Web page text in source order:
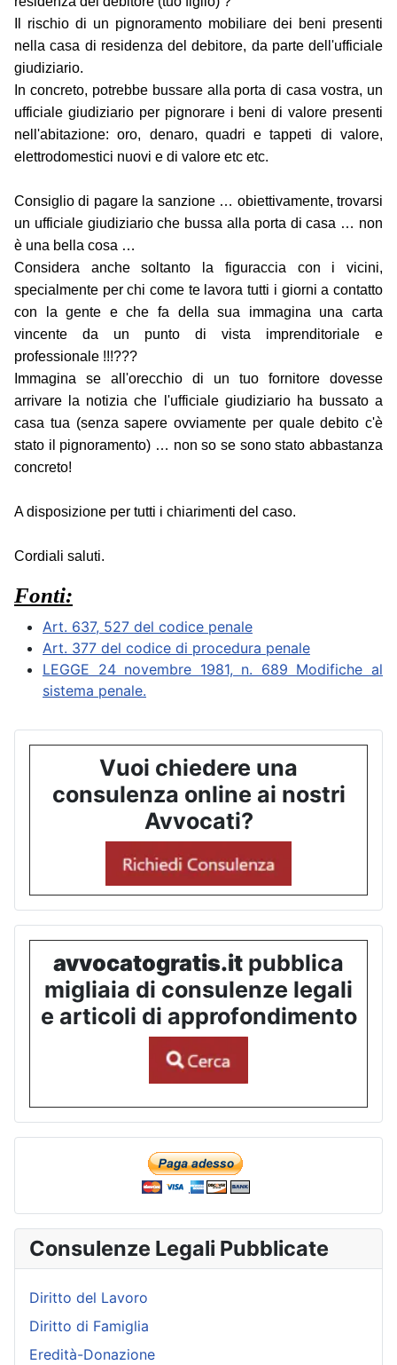
Il rischio di un pignoramento mobiliare dei beni presenti
nella casa di residenza del debitore, da parte dell'ufficiale
giudiziario.
In concreto, potrebbe bussare alla porta di casa vostra, un
ufficiale giudiziario per pignorare i beni di valore presenti
nell'abitazione: oro, denaro, quadri e tappeti di valore,
elettrodomestici nuovi e di valore etc etc.
Consiglio di pagare la sanzione … obiettivamente, trovarsi
un ufficiale giudiziario che bussa alla porta di casa … non
è una bella cosa …
Considera anche soltanto la figuraccia con i vicini,
specialmente per chi come te lavora tutti i giorni a contatto
con la gente e che fa della sua immagina una carta
vincente da un punto di vista imprenditoriale e
professionale !!!???
Immagina se all'orecchio di un tuo fornitore dovesse
arrivare la notizia che l'ufficiale giudiziario ha bussato a
casa tua (senza sapere ovviamente per quale debito c'è
stato il pignoramento) … non so se sono stato abbastanza
concreto!
A disposizione per tutti i chiarimenti del caso.
Cordiali saluti.
Fonti:
Art. 637, 527 del codice penale
Art. 377 del codice di procedura penale
LEGGE 24 novembre 1981, n. 689 Modifiche al
sistema penale.
Vuoi chiedere una
consulenza online ai nostri
Avvocati?
avvocatogratis.it pubblica
migliaia di consulenze legali
e articoli di approfondimento
Consulenze Legali Pubblicate
Diritto del Lavoro
Diritto di Famiglia
Eredità-Donazione